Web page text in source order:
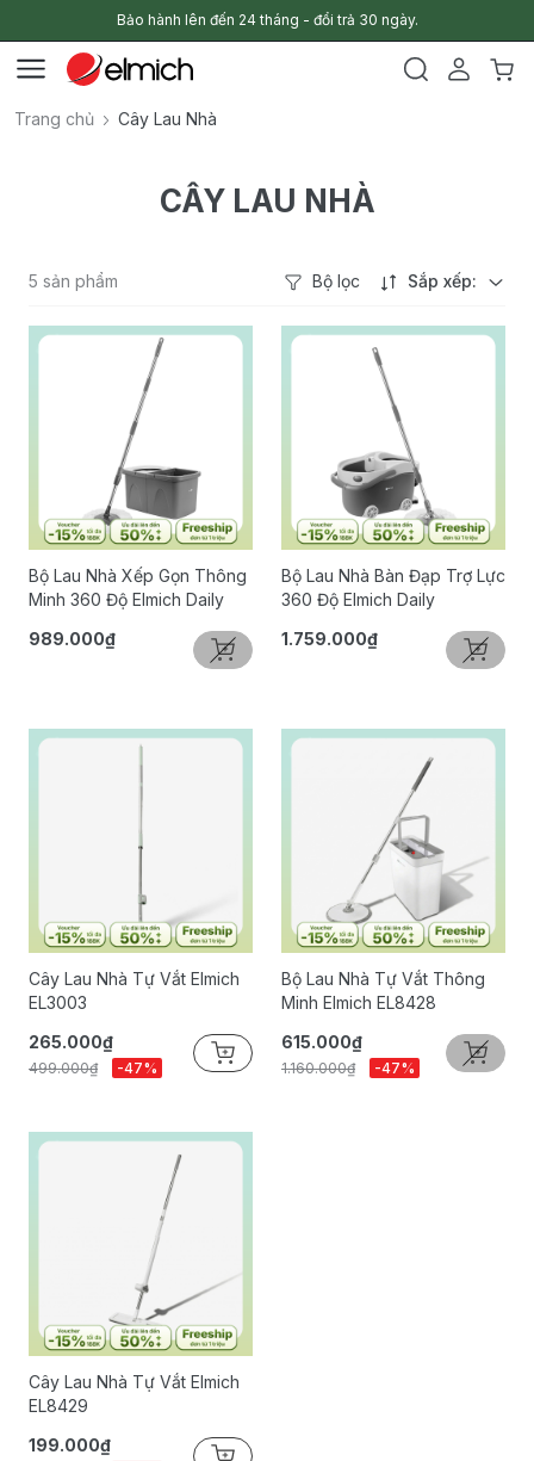
Bảo hành lên đến 24 tháng - đổi trả 30 ngày.
Trang chủ Cây Lau Nhà
CÂY LAU NHÀ
5 sản phẩm Bộ lọc Sắp xếp:
Bộ Lau Nhà Xếp Gọn Thông
Minh 360 Độ Elmich Daily
989.000₫
Bộ Lau Nhà Bàn Đạp Trợ Lực
360 Độ Elmich Daily
1.759.000₫
Cây Lau Nhà Tự Vắt Elmich
EL3003
265.000₫
499.000₫ -47%
Bộ Lau Nhà Tự Vắt Thông
Minh Elmich EL8428
615.000₫
1.160.000₫ -47%
Cây Lau Nhà Tự Vắt Elmich
EL8429
199.000₫